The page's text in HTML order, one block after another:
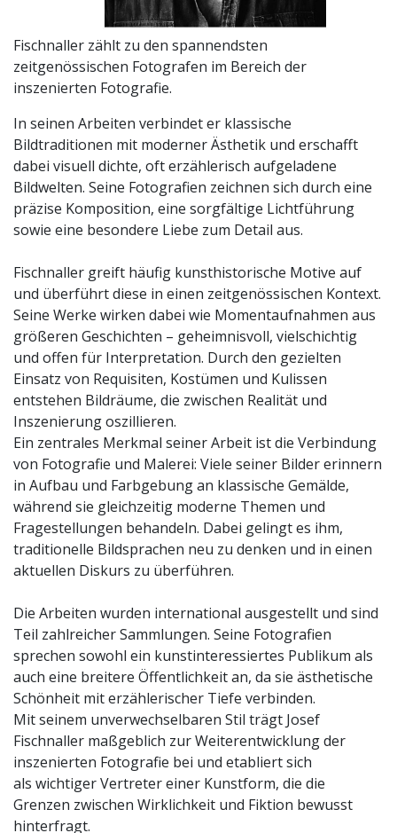
Fischnaller zählt zu den spannendsten
zeitgenössischen Fotografen im Bereich der
inszenierten Fotografie.
In seinen Arbeiten verbindet er klassische
Bildtraditionen mit moderner Ästhetik und erschafft
dabei visuell dichte, oft erzählerisch aufgeladene
Bildwelten. Seine Fotografien zeichnen sich durch eine
präzise Komposition, eine sorgfältige Lichtführung
sowie eine besondere Liebe zum Detail aus.
Fischnaller greift häufig kunsthistorische Motive auf
und überführt diese in einen zeitgenössischen Kontext.
Seine Werke wirken dabei wie Momentaufnahmen aus
größeren Geschichten – geheimnisvoll, vielschichtig
und offen für Interpretation. Durch den gezielten
Einsatz von Requisiten, Kostümen und Kulissen
entstehen Bildräume, die zwischen Realität und
Inszenierung oszillieren.
Ein zentrales Merkmal seiner Arbeit ist die Verbindung
von Fotografie und Malerei: Viele seiner Bilder erinnern
in Aufbau und Farbgebung an klassische Gemälde,
während sie gleichzeitig moderne Themen und
Fragestellungen behandeln. Dabei gelingt es ihm,
traditionelle Bildsprachen neu zu denken und in einen
aktuellen Diskurs zu überführen.
Die Arbeiten wurden international ausgestellt und sind
Teil zahlreicher Sammlungen. Seine Fotografien
sprechen sowohl ein kunstinteressiertes Publikum als
auch eine breitere Öffentlichkeit an, da sie ästhetische
Schönheit mit erzählerischer Tiefe verbinden.
Mit seinem unverwechselbaren Stil trägt Josef
Fischnaller maßgeblich zur Weiterentwicklung der
inszenierten Fotografie bei und etabliert sich
als wichtiger Vertreter einer Kunstform, die die
Grenzen zwischen Wirklichkeit und Fiktion bewusst
hinterfragt.